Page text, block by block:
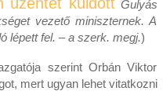
Gulyás
vezető miniszternek. A
lépett fel. – a szerk. megj.)
szerint Orbán Viktor
mert ugyan lehet vitatkozni